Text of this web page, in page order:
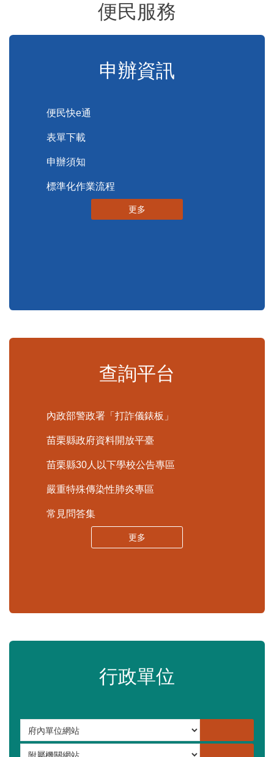
便民服務
申辦資訊
查詢平台
內政部警政署「打詐儀錶板」
苗栗縣政府資料開放平臺
苗栗縣30人以下學校公告專區
嚴重特殊傳染性肺炎專區
常見問答集
更多
行政單位